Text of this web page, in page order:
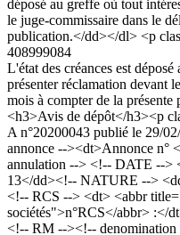
déposé au greffe où tout
le juge-commissaire dans le
publication.</dd></dl> <p
408999084
L'état des créances est
présenter réclamation devant
mois à compter de la présente
<h3>Avis de dépôt</h3><p
A n°20200043 publié le 29/
annonce --><dt>Annonce n°
annulation --> <!-- DATE -->
13</dd><!-- NATURE -->
<!-- RCS --> <dt> <abbr
sociétés">n°RCS</abbr> :</
<!-- RM --><!--